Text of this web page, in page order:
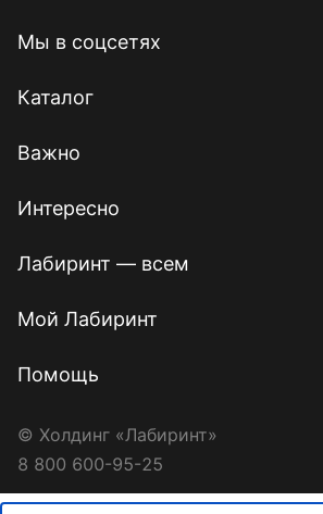
Мы в соцсетях
Каталог
Важно
Интересно
Лабиринт — всем
Мой Лабиринт
Помощь
© Холдинг «Лабиринт»
8 800 600-95-25